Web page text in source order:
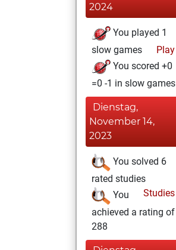
2024
You played 1
slow games
Play
You scored +0
=0 -1 in slow games
Dienstag,
November 14,
2023
You solved 6
rated studies
Studies
You
achieved a rating of
288